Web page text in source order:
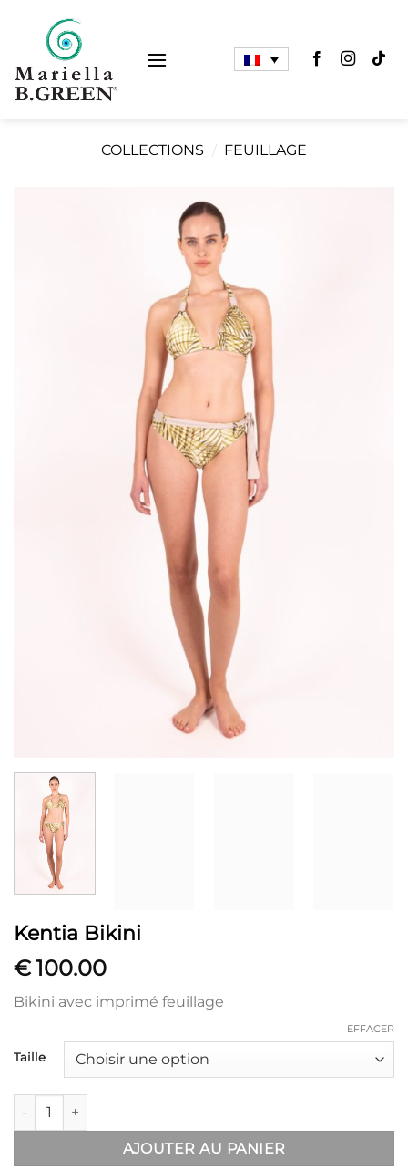
contenu
COLLECTIONS / FEUILLAGE
Kentia Bikini
€100.00
Bikini avec imprimé feuillage
Taille
EFFACER
quantité de Kentia Bikini
AJOUTER AU PANIER